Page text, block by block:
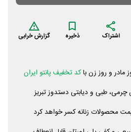
اشتراک ذخیره گزارش خرابی
و روز زن باکد تخفیف پانتو ایران
طبی و دیابتی دستدوز تبریز